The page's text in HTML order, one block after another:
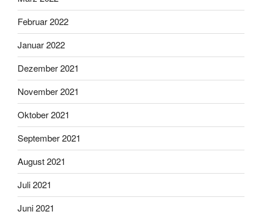
Februar 2022
Januar 2022
Dezember 2021
November 2021
Oktober 2021
September 2021
August 2021
Juli 2021
Juni 2021